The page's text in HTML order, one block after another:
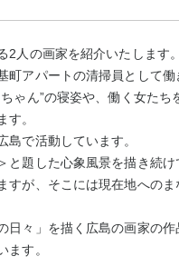
人の画家を紹介いたします。
町アパートの清掃員として
ゃん”の寝姿や、働く女た
す。
島で活動しています。
題した心象風景を描き続け
が、そこには現在地への
日々」を描く広島の画家の
す。